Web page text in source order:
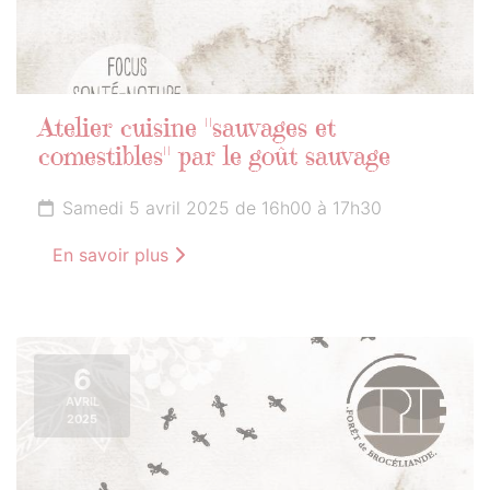
Atelier cuisine "sauvages et
comestibles" par le goût sauvage
Samedi 5 avril 2025 de 16h00 à 17h30
En savoir plus
6
AVRIL
2025